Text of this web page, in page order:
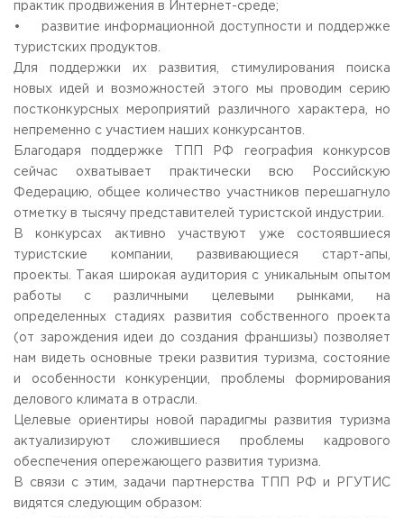
практик продвижения в Интернет-среде;
• развитие информационной доступности и поддержке
туристских продуктов.
Для поддержки их развития, стимулирования поиска
новых идей и возможностей этого мы проводим серию
постконкурсных мероприятий различного характера, но
непременно с участием наших конкурсантов.
Благодаря поддержке ТПП РФ география конкурсов
сейчас охватывает практически всю Российскую
Федерацию, общее количество участников перешагнуло
отметку в тысячу представителей туристской индустрии.
В конкурсах активно участвуют уже состоявшиеся
туристские компании, развивающиеся старт-апы,
проекты. Такая широкая аудитория с уникальным опытом
работы с различными целевыми рынками, на
определенных стадиях развития собственного проекта
(от зарождения идеи до создания франшизы) позволяет
нам видеть основные треки развития туризма, состояние
и особенности конкуренции, проблемы формирования
делового климата в отрасли.
Целевые ориентиры новой парадигмы развития туризма
актуализируют сложившиеся проблемы кадрового
обеспечения опережающего развития туризма.
В связи с этим, задачи партнерства ТПП РФ и РГУТИС
видятся следующим образом: